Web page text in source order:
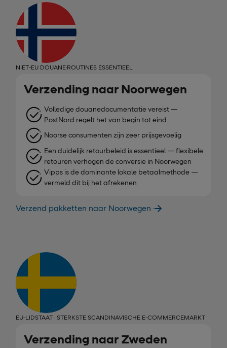
NIET-EU DOUANE·ROUTINES ESSENTIEEL
Verzending naar Noorwegen
Volledige douanedocumentatie vereist —
PostNord regelt het van begin tot eind
Noorse consumenten zijn zeer prijsgevoelig
Een duidelijk retourbeleid is essentieel — flexibele
retouren verhogen de conversie in Noorwegen
Vipps is de dominante lokale betaalmethode —
vermeld dit bij het afrekenen
Verzend pakketten naar Noorwegen
EU-LIDSTAAT · STERKSTE SCANDINAVISCHE E-COMMERCEMARKT
Verzending naar Zweden